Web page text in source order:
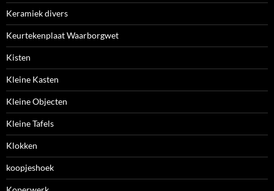
Keramiek divers
Keurtekenplaat Waarborgwet
Kisten
Kleine Kasten
Kleine Objecten
Kleine Tafels
Klokken
koopjeshoek